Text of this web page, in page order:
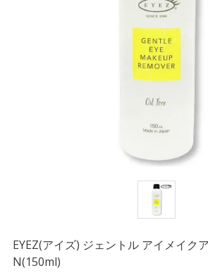
EYEZ(アイズ) ジェントル アイメイク
N(150ml)